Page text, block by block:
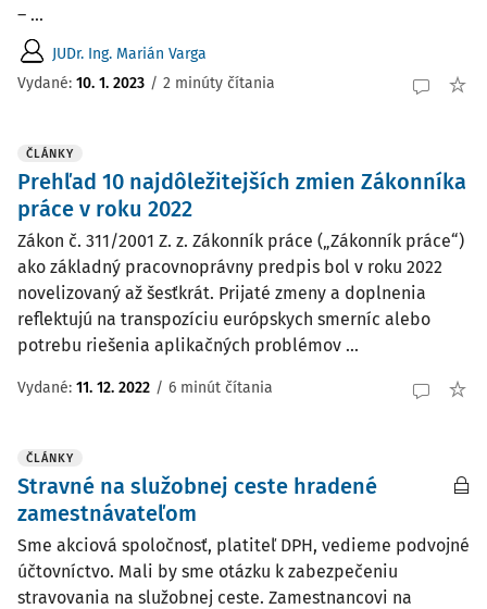
– ...
JUDr. Ing. Marián Varga
Vydané: 10. 1. 2023 / 2 minúty čítania
ČLÁNKY
Prehľad 10 najdôležitejších zmien Zákonníka
práce v roku 2022
Zákon č. 311/2001 Z. z. Zákonník práce („Zákonník práce“)
ako základný pracovnoprávny predpis bol v roku 2022
novelizovaný až šesťkrát. Prijaté zmeny a doplnenia
reflektujú na transpozíciu európskych smerníc alebo
potrebu riešenia aplikačných problémov ...
Vydané: 11. 12. 2022 / 6 minút čítania
ČLÁNKY
Stravné na služobnej ceste hradené
zamestnávateľom
Sme akciová spoločnosť, platiteľ DPH, vedieme podvojné
účtovníctvo. Mali by sme otázku k zabezpečeniu
stravovania na služobnej ceste. Zamestnancovi na